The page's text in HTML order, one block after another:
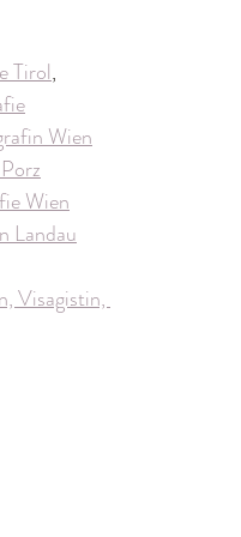
Tirol,
Wien
Wien
Landau
Visagistin,